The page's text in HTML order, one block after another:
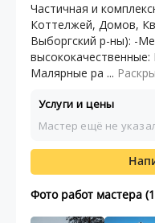
Частичная и
Коттелжей, Домов,
Выборгский р-ны): -
Малярные ра ...
Услуги и цены
Мастер ещё не
Фото работ мастера